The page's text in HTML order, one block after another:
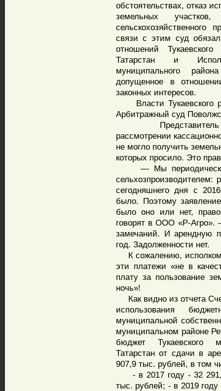
обстоятельствах, отказ
земельных
сельскохозяйственного
связи с этим суд
отношений
Татарстан и
муниципального
допущенное в
законных интересов.
Власти Тукаевского
Арбитражный суд
Представитель
рассмотрении
не могло получить
которых просило. Это
— Мы периодически
сегодняшнего дня с
было. Поэтому
было оно или нет,
говорят в ООО «Р-Агро».
замечаний. И арендную
год. Задолженности нет.
К сожалению, исполком
эти платежи «не в
плату за пользование
ночь»!
Как видно из отчета
использования
муниципальной
муниципальном районе
бюджет Тукаевского
Татарстан от сдачи в
907,9 тыс. рублей, в том
- в 2017 году - 32
тыс. рублей; - в 2019